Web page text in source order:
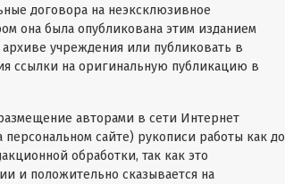
договора на неэксклюзивное
она была опубликована этим изданием
учреждения или публиковать в
ссылки на оригинальную публикацию в
авторами в сети Интернет
сайте) рукописи работы как до
обработки, так как это
и положительно сказывается на